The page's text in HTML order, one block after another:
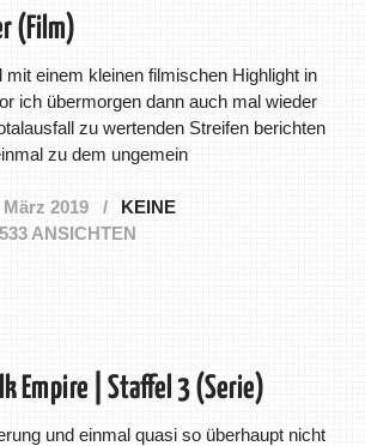
(Film)
mit einem kleinen filmischen Highlight in
ich übermorgen dann auch mal wieder
zu wertenden Streifen berichten
zu dem ungemein
März 2019
KEINE
533 ANSICHTEN
Empire | Staffel 3 (Serie)
und einmal quasi so überhaupt nicht